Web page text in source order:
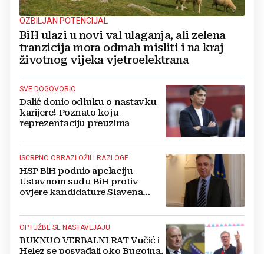
OZBILJAN POTENCIJAL
BiH ulazi u novi val ulaganja, ali zelena
tranzicija mora odmah misliti i na kraj
životnog vijeka vjetroelektrana
SVE DOGOVORIO
Dalić donio odluku o nastavku
karijere! Poznato koju
reprezentaciju preuzima
ISCRPNO OBRAZLOŽILI RAZLOGE
HSP BiH podnio apelaciju
Ustavnom sudu BiH protiv
ovjere kandidature Slavena
OPTUŽBE SE NASTAVLJAJU
BUKNUO VERBALNI RAT Vučić i
Helez se posvađali oko Bugojna,